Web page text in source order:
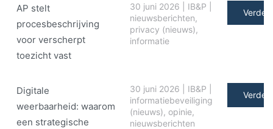
AP stelt
procesbeschrijving
voor verscherpt
toezicht vast
30 juni 2026 IB&P
nieuwsberichten,
privacy (nieuws),
informatie
Verder
Digitale
weerbaarheid: waarom
een strategische
30 juni 2026 IB&P
informatiebeveiliging
(nieuws), opinie,
nieuwsberichten
Verder